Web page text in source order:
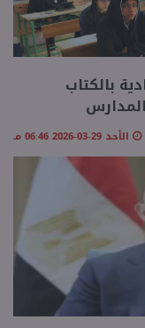
بالكتاب
الأحد 29-03-2026 06:46 مـ